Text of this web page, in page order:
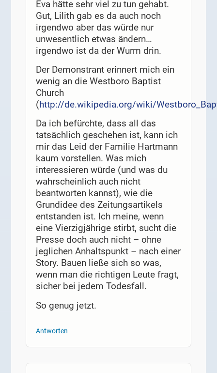
Eva hätte sehr viel zu tun gehabt.
Gut, Lilith gab es da auch noch
irgendwo aber das würde nur
unwesentlich etwas ändern…
irgendwo ist da der Wurm drin.
Der Demonstrant erinnert mich ein
wenig an die Westboro Baptist
Church
(http://de.wikipedia.org/wiki/
Da ich befürchte, dass all das
tatsächlich geschehen ist, kann ich
mir das Leid der Familie Hartmann
kaum vorstellen. Was mich
interessieren würde (und was du
wahrscheinlich auch nicht
beantworten kannst), wie die
Grundidee des Zeitungsartikels
entstanden ist. Ich meine, wenn
eine Vierzigjährige stirbt, sucht die
Presse doch auch nicht – ohne
jeglichen Anhaltspunkt – nach einer
Story. Bauen ließe sich so was,
wenn man die richtigen Leute fragt,
sicher bei jedem Todesfall.
So genug jetzt.
Antworten